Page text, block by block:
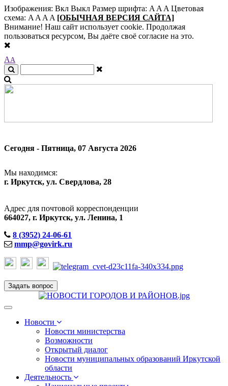
Изображения: Вкл Выкл Размер шрифта: A A A Цветовая
схема: A A A A [ОБЫЧНАЯ ВЕРСИЯ САЙТА]
Внимание! Наш сайт использует cookie. Продолжая
пользоваться ресурсом, Вы даёте своё согласие на это.
AA
Сегодня - Пятница, 07 Августа 2026
Мы находимся:
г. Иркутск, ул. Свердлова, 28
Адрес для почтовой корреспонденции
664027, г. Иркутск, ул. Ленина, 1
8 (3952) 24-06-61
mmp@govirk.ru
Задать вопрос
Toggle
navigationНовости
Новости министерства
Возможности
Открытый диалог
Новости муниципальных образований Иркутской
области
Деятельность